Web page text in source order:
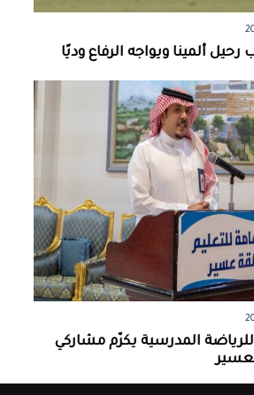
ألمينا ويواجه الرفاع وديًا
المدرسية يكرّم مشاركي